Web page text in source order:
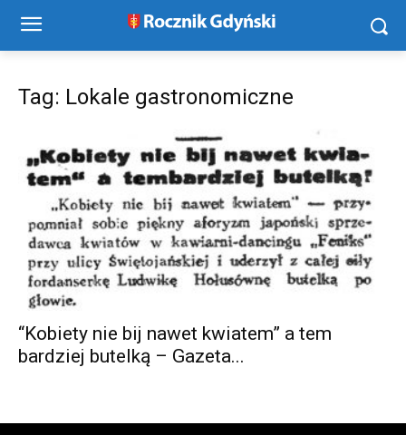
Tag: Lokale gastronomiczne
“Kobiety nie bij nawet kwiatem” a tem
bardziej butelką – Gazeta...